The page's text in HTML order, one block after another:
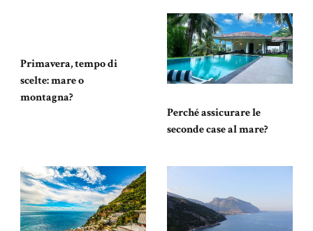
Primavera, tempo di
scelte: mare o
montagna?
Perché assicurare le
seconde case al mare?